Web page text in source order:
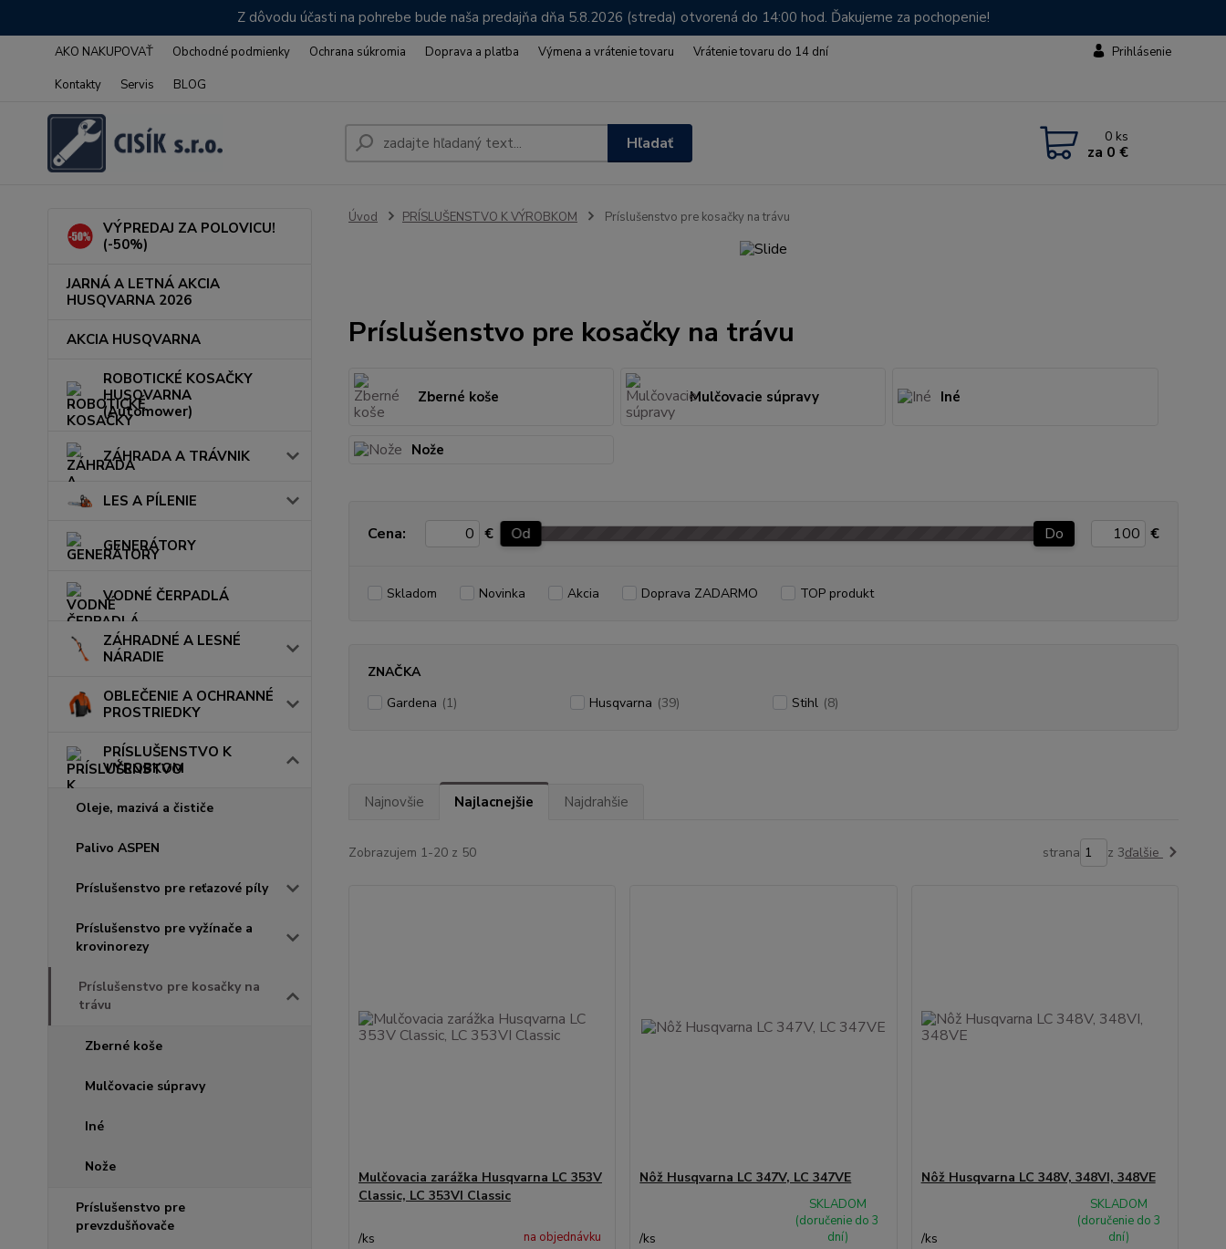
Z dôvodu účasti na pohrebe bude naša predajňa dňa 5.8.2026 (streda) otvorená do 14:00 hod. Ďakujeme za pochopenie!
AKO NAKUPOVAŤ Obchodné podmienky Ochrana súkromia Doprava a platba Výmena a vrátenie tovaru
Vrátenie tovaru do 14 dní
Kontakty
Servis BLOG
Prihlásenie
Hľadať 0 ks
za 0 €
VÝPREDAJ ZA POLOVICU!
(-50%)
JARNÁ A LETNÁ AKCIA
HUSQVARNA 2026
AKCIA HUSQVARNA
ROBOTICKÉ KOSAČKY
HUSQVARNA
(Automower)
ZÁHRADA A TRÁVNIK
LES A PÍLENIE
GENERÁTORY
VODNÉ ČERPADLÁ
ZÁHRADNÉ A LESNÉ
NÁRADIE
OBLEČENIE A OCHRANNÉ
PROSTRIEDKY
PRÍSLUŠENSTVO K
VÝROBKOM
Oleje, mazivá a čističe
Palivo ASPEN
Príslušenstvo pre reťazové píly
Príslušenstvo pre vyžínače a
krovinorezy
Príslušenstvo pre kosačky na
trávu
Zberné koše
Mulčovacie súpravy
Iné
Nože
Príslušenstvo pre
prevzdušňovače
Úvod PRÍSLUŠENSTVO K VÝROBKOM Príslušenstvo pre kosačky na trávu
Príslušenstvo pre kosačky na trávu
Zberné koše Mulčovacie súpravy Iné
Nože
Cena: € Od Do €
Skladom Novinka Akcia Doprava ZADARMO TOP produkt
ZNAČKA
Gardena (1) Husqvarna (39) Stihl (8)
Najnovšie Najlacnejšie Najdrahšie
Zobrazujem 1-20 z 50 strana z 3ďalšie
Mulčovacia zarážka Husqvarna LC 353V
Classic, LC 353VI Classic
/ks na objednávku
Nôž Husqvarna LC 347V, LC 347VE
/ks
SKLADOM
(doručenie do 3
dní)
Nôž Husqvarna LC 348V, 348VI, 348VE
/ks
SKLADOM
(doručenie do 3
dní)